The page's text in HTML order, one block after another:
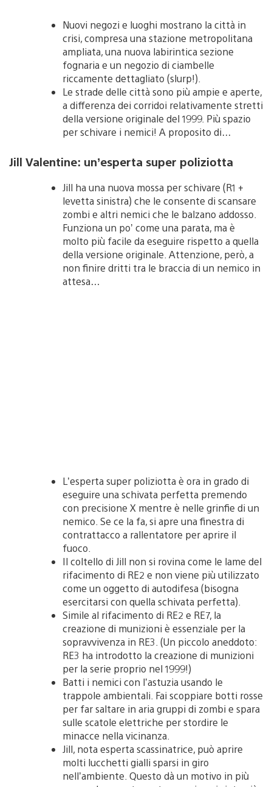
Nuovi negozi e luoghi mostrano la città in
crisi, compresa una stazione metropolitana
ampliata, una nuova labirintica sezione
fognaria e un negozio di ciambelle
riccamente dettagliato (slurp!).
Le strade delle città sono più ampie e aperte,
a differenza dei corridoi relativamente stretti
della versione originale del 1999. Più spazio
per schivare i nemici! A proposito di…
Jill Valentine: un’esperta super poliziotta
Jill ha una nuova mossa per schivare (R1 +
levetta sinistra) che le consente di scansare
zombi e altri nemici che le balzano addosso.
Funziona un po’ come una parata, ma è
molto più facile da eseguire rispetto a quella
della versione originale. Attenzione, però, a
non finire dritti tra le braccia di un nemico in
attesa…
L’esperta super poliziotta è ora in grado di
eseguire una schivata perfetta premendo
con precisione X mentre è nelle grinfie di un
nemico. Se ce la fa, si apre una finestra di
contrattacco a rallentatore per aprire il
fuoco.
Il coltello di Jill non si rovina come le lame del
rifacimento di RE2 e non viene più utilizzato
come un oggetto di autodifesa (bisogna
esercitarsi con quella schivata perfetta).
Simile al rifacimento di RE2 e RE7, la
creazione di munizioni è essenziale per la
sopravvivenza in RE3. (Un piccolo aneddoto:
RE3 ha introdotto la creazione di munizioni
per la serie proprio nel 1999!)
Batti i nemici con l’astuzia usando le
trappole ambientali. Fai scoppiare botti rosse
per far saltare in aria gruppi di zombi e spara
sulle scatole elettriche per stordire le
minacce nella vicinanza.
Jill, nota esperta scassinatrice, può aprire
molti lucchetti gialli sparsi in giro
nell’ambiente. Questo dà un motivo in più